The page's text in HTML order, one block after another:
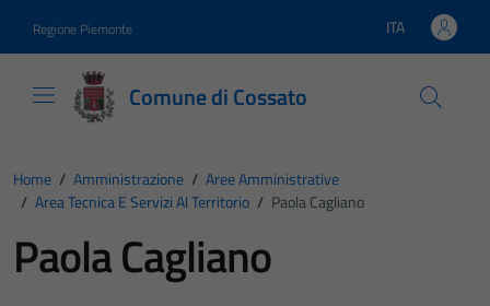
Regione Piemonte Lingua attiva:
ITA
Comune di Cossato
Home / Amministrazione / Aree Amministrative
/ Area Tecnica E Servizi Al Territorio / Paola Cagliano
Paola Cagliano